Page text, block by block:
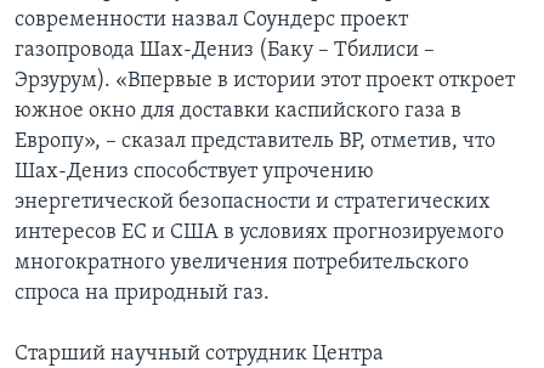
современности назвал Соундерс проект
газопровода Шах-Дениз (Баку – Тбилиси –
Эрзурум). «Впервые в истории этот проект откроет
южное окно для доставки каспийского газа в
Европу», – сказал представитель ВР, отметив, что
Шах-Дениз способствует упрочению
энергетической безопасности и стратегических
интересов ЕС и США в условиях прогнозируемого
многократного увеличения потребительского
спроса на природный газ.
Старший научный сотрудник Центра